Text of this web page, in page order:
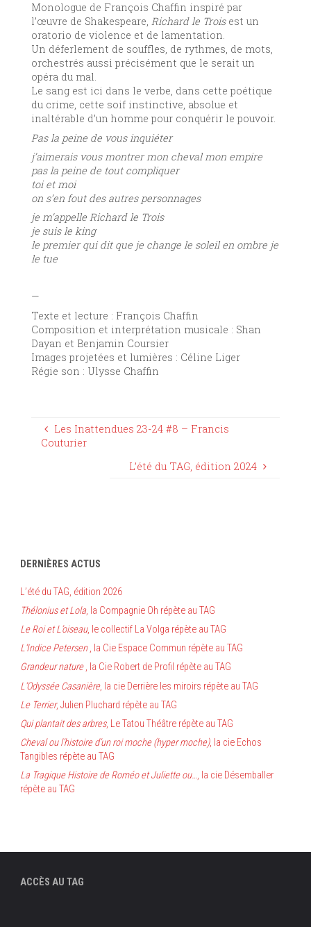
Monologue de François Chaffin inspiré par
l’œuvre de Shakespeare, Richard le Troisest un
oratorio de violence et de lamentation.
Un déferlement de souffles, de rythmes, de mots,
orchestrés aussi précisément que le serait un
opéra du mal.
Le sang est ici dans le verbe, dans cette poétique
du crime, cette soif instinctive, absolue et
inaltérable d’un homme pour conquérir le pouvoir.
Pas la peine de vous inquiéter
j’aimerais vous montrer mon cheval mon empire
pas la peine de tout compliquer
toi et moi
on s’en fout des autres personnages
je m’appelle Richard le Trois
je suis le king
le premier qui dit que je change le soleil en ombre je
le tue
—
Texte et lecture : François Chaffin
Composition et interprétation musicale : Shan
Dayan et Benjamin Coursier
Images projetées et lumières : Céline Liger
Régie son : Ulysse Chaffin
Les Inattendues 23-24 #8 – Francis
Couturier
L’été du TAG, édition 2024
DERNIÈRES ACTUS
L’été du TAG, édition 2026
Thélonius et Lola, la Compagnie Oh répète au TAG
Le Roi et L’oiseau, le collectif La Volga répète au TAG
L’Indice Petersen, la Cie Espace Commun répète au TAG
Grandeur nature, la Cie Robert de Profil répète au TAG
L’Odyssée Casanière, la cie Derrière les miroirs répète au TAG
Le Terrier, Julien Pluchard répète au TAG
Qui plantait des arbres, Le Tatou Théâtre répète au TAG
Cheval ou l’histoire d’un roi moche (hyper moche), la cie Echos
Tangibles répète au TAG
La Tragique Histoire de Roméo et Juliette ou…, la cie Désemballer
répète au TAG
ACCÈS AU TAG